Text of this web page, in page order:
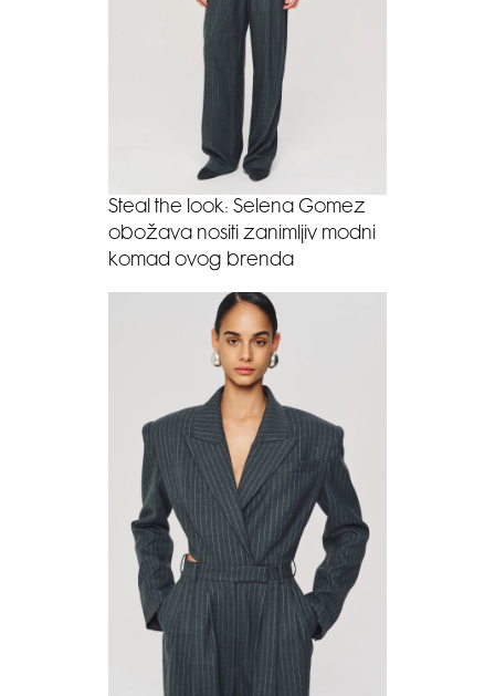
Steal the look: Selena Gomez
obožava nositi zanimljiv modni
komad ovog brenda